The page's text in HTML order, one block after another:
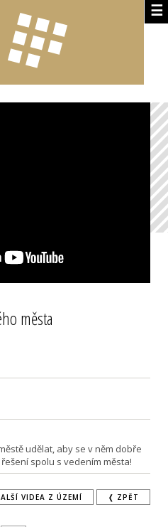
☰
města
udělat, aby se v něm dobře
spolu s vedením města!
VIDEA Z ÚZEMÍ ❬ ZPĚT